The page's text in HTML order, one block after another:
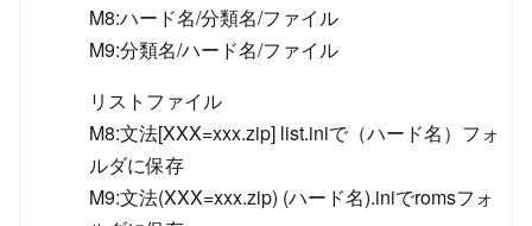
M8:ハード名/分類名/ファイル
M9:分類名/ハード名/ファイル
リストファイル
M8:文法[XXX=xxx.zip] list.iniで（ハード名）フォ
ルダに保存
M9:文法(XXX=xxx.zip) (ハード名).iniでromsフォ